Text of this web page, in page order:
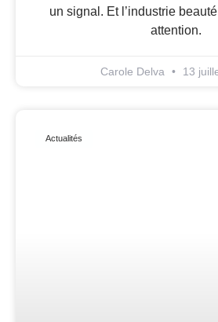
un signal. Et l’industrie
attention.
Carole Delva 13
Actualités